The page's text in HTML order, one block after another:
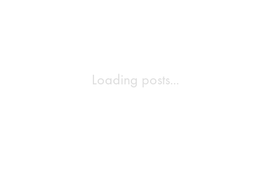
Loading posts...